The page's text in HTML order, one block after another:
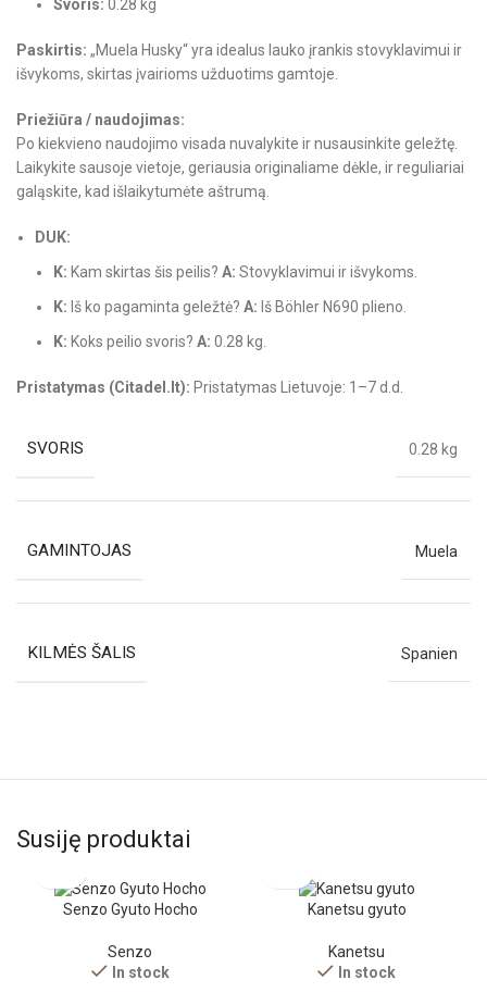
Svoris: 0.28 kg
Paskirtis: „Muela Husky“ yra idealus lauko įrankis stovyklavimui ir
išvykoms, skirtas įvairioms užduotims gamtoje.
Priežiūra / naudojimas:
Po kiekvieno naudojimo visada nuvalykite ir nusausinkite geležtę.
Laikykite sausoje vietoje, geriausia originaliame dėkle, ir reguliariai
galąskite, kad išlaikytumėte aštrumą.
DUK:
K: Kam skirtas šis peilis? A: Stovyklavimui ir išvykoms.
K: Iš ko pagaminta geležtė? A: Iš Böhler N690 plieno.
K: Koks peilio svoris? A: 0.28 kg.
Pristatymas (Citadel.lt): Pristatymas Lietuvoje: 1–7 d.d.
SVORIS 0.28 kg
GAMINTOJAS Muela
KILMĖS ŠALIS Spanien
Susiję produktai
Senzo Gyuto Hocho
Senzo
In stock
Kanetsu gyuto
Kanetsu
In stock